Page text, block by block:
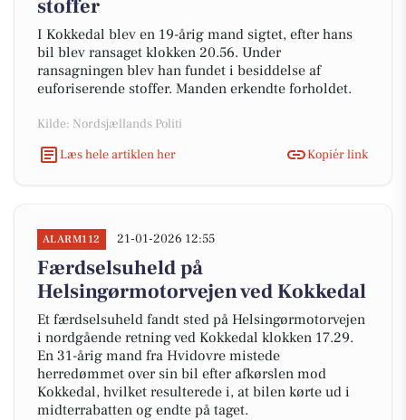
stoffer
I Kokkedal blev en 19-årig mand sigtet, efter hans
bil blev ransaget klokken 20.56. Under
ransagningen blev han fundet i besiddelse af
euforiserende stoffer. Manden erkendte forholdet.
Kilde: Nordsjællands Politi
Læs hele artiklen her
Kopiér link
ALARM112 21-01-2026 12:55
Færdselsuheld på
Helsingørmotorvejen ved Kokkedal
Et færdselsuheld fandt sted på Helsingørmotorvejen
i nordgående retning ved Kokkedal klokken 17.29.
En 31-årig mand fra Hvidovre mistede
herredømmet over sin bil efter afkørslen mod
Kokkedal, hvilket resulterede i, at bilen kørte ud i
midterrabatten og endte på taget.